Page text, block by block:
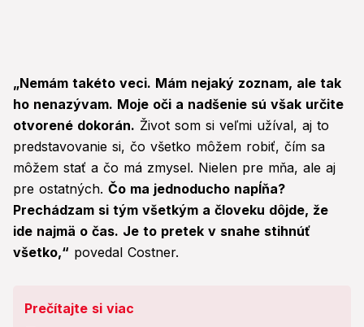
„Nemám takéto veci. Mám nejaký zoznam, ale tak
ho nenazývam. Moje oči a nadšenie sú však určite
otvorené dokorán. Život som si veľmi užíval, aj to
predstavovanie si, čo všetko môžem robiť, čím sa
môžem stať a čo má zmysel. Nielen pre mňa, ale aj
pre ostatných. Čo ma jednoducho napĺňa?
Prechádzam si tým všetkým a človeku dôjde, že
ide najmä o čas. Je to pretek v snahe stihnúť
všetko,“ povedal Costner.
Prečítajte si viac